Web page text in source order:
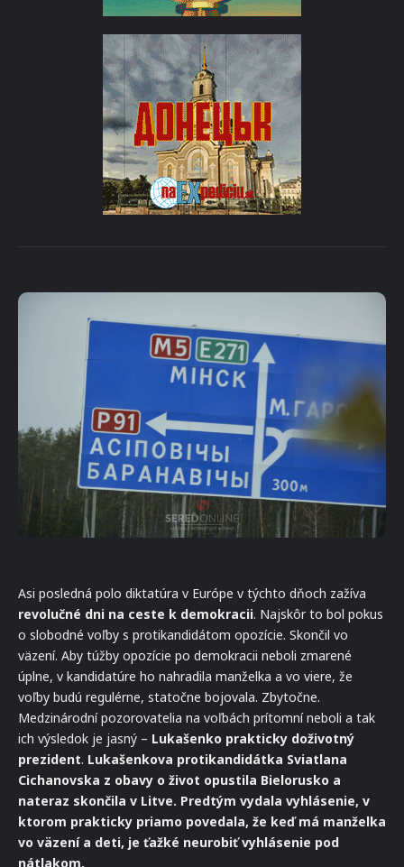
Asi posledná polo diktatúra v Európe v týchto dňoch zažíva
revolučné dni na ceste k demokracii. Najskôr to bol pokus
o slobodné voľby s protikandidátom opozície. Skončil vo
väzení. Aby túžby opozície po demokracii neboli zmarené
úplne, v kandidatúre ho nahradila manželka a vo viere, že
voľby budú regulérne, statočne bojovala. Zbytočne.
Medzinárodní pozorovatelia na voľbách prítomní neboli a tak
ich výsledok je jasný – Lukašenko prakticky doživotný
prezident. Lukašenkova protikandidátka Sviatlana
Cichanovska z obavy o život opustila Bielorusko a
nateraz skončila v Litve. Predtým vydala vyhlásenie, v
ktorom prakticky priamo povedala, že keď má manželka
vo väzení a deti, je ťažké neurobiť vyhlásenie pod
nátlakom.